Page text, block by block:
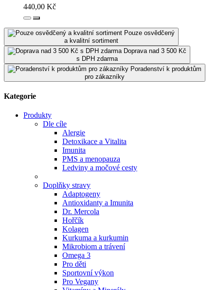
440,00 Kč
Pouze osvědčený
a kvalitní sortiment
Doprava nad 3 500 Kč
s DPH zdarma
Poradenství k produktům
pro zákazníky
Kategorie
Produkty
Dle cíle
Alergie
Detoxikace a Vitalita
Imunita
PMS a menopauza
Ledviny a močové cesty
Doplňky stravy
Adaptogeny
Antioxidanty a Imunita
Dr. Mercola
Hořčík
Kolagen
Kurkuma a kurkumin
Mikrobiom a trávení
Omega 3
Pro děti
Sportovní výkon
Pro Vegany